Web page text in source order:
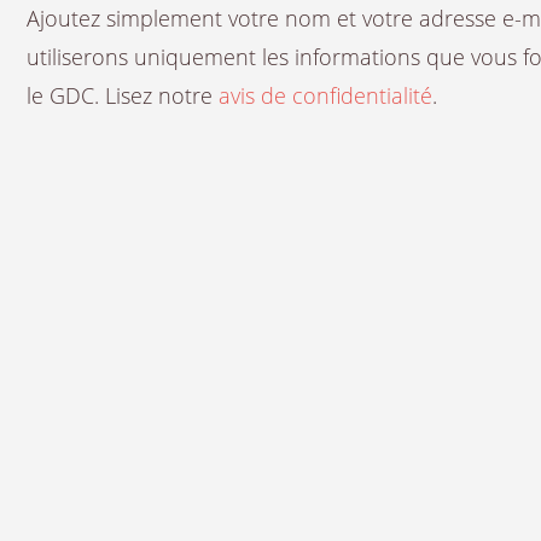
Ajoutez simplement votre nom et votre adresse e-
utiliserons uniquement les informations que vous
le GDC. Lisez notre avis de confidentialité.